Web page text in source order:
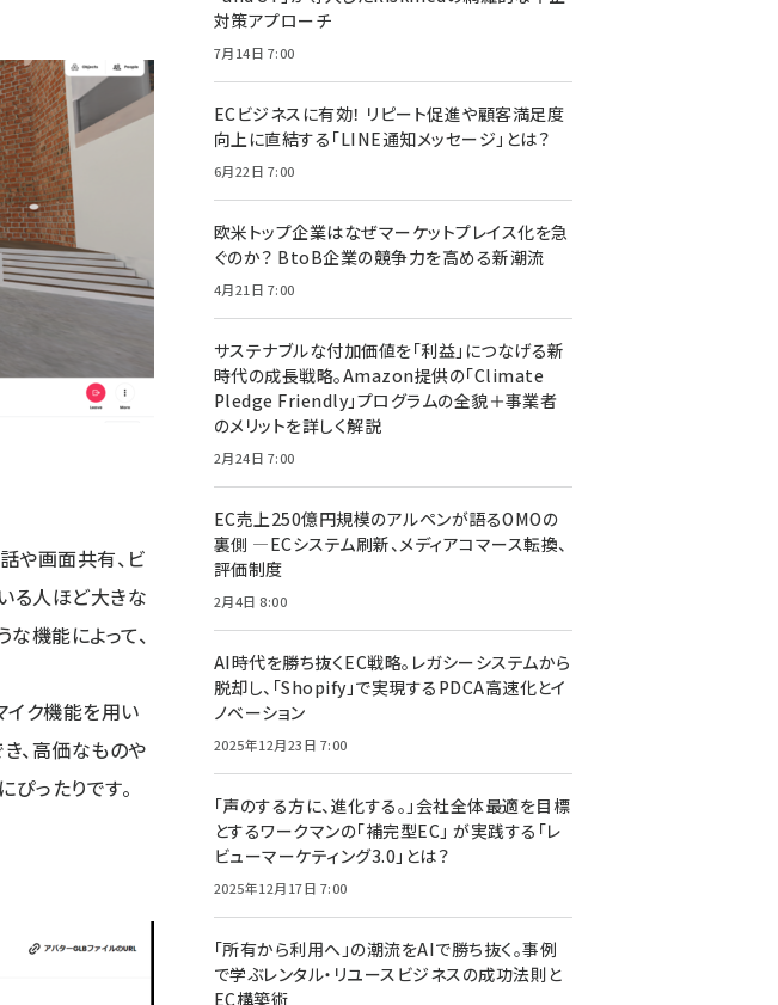
や画面共有、ビ
る人ほど大きな
機能によって、
イク機能を用い
、高価なものや
ったりです。
対策アプローチ
7月14日 7:00
ECビジネスに有効！ リピート促進や顧客満足度
向上に直結する「LINE通知メッセージ」とは？
6月22日 7:00
欧米トップ企業はなぜマーケットプレイス化を急
ぐのか？ BtoB企業の競争力を高める新潮流
4月21日 7:00
サステナブルな付加価値を「利益」につなげる新
時代の成長戦略。Amazon提供の「Climate
Pledge Friendly」プログラムの全貌＋事業者
のメリットを詳しく解説
2月24日 7:00
EC売上250億円規模のアルペンが語るOMOの
裏側 ―ECシステム刷新、メディアコマース転換、
評価制度
2月4日 8:00
AI時代を勝ち抜くEC戦略。レガシーシステムから
脱却し、「Shopify」で実現するPDCA高速化とイ
ノベーション
2025年12月23日 7:00
「声のする方に、進化する。」会社全体最適を目標
とするワークマンの「補完型EC」 が実践する「レ
ビューマーケティング3.0」とは？
2025年12月17日 7:00
「所有から利用へ」の潮流をAIで勝ち抜く。事例
で学ぶレンタル・リユースビジネスの成功法則と
EC構築術